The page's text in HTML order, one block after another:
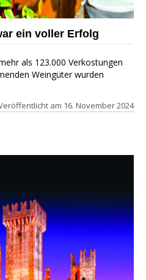
ein voller Erfolg
als 123.000 Verkostungen
Weingüter wurden
am 16. November 2024